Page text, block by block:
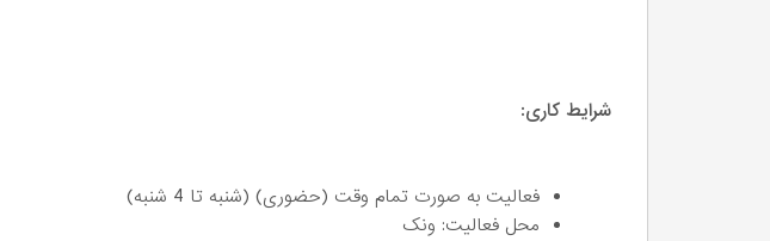
شرایط کاری:
فعالیت به صورت تمام وقت (حضوری) (شنبه تا 4 شنبه)
محل فعالیت: ونک